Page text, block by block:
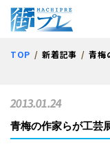
TOP 新着記事 青梅
青梅の作家らが工芸
2013.01.24